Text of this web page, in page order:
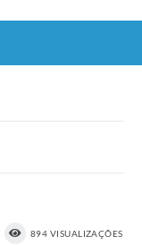
894 VISUALIZAÇÕES